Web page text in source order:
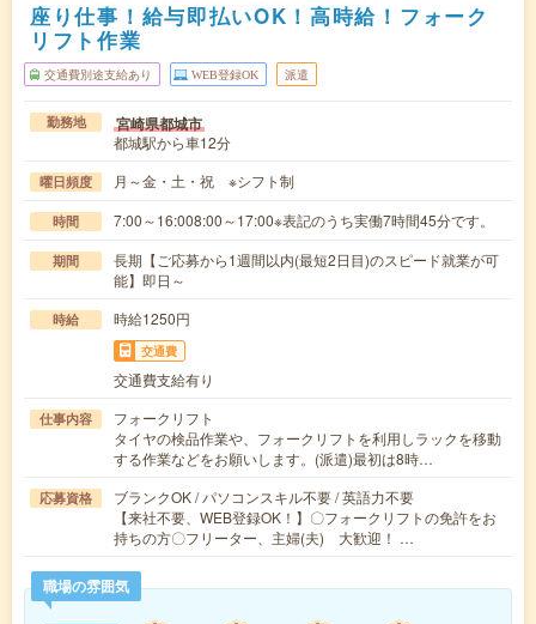
座り仕事！給与即払いOK！高時給！フォーク
リフト作業
交通費別途支給あり WEB登録OK 派遣
勤務地 宮崎県都城市
都城駅から車12分
曜日頻度 月～金・土・祝 ※シフト制
時間 7:00～16:008:00～17:00※表記のうち実働7時間45分です。
期間
長期【ご応募から1週間以内(最短2日目)のスピード就業が可
能】即日～
時給 時給1250円
交通費
交通費支給有り
仕事内容
フォークリフト
タイヤの検品作業や、フォークリフトを利用しラックを移動
する作業などをお願いします。(派遣)最初は8時…
応募資格
ブランクOK / パソコンスキル不要 / 英語力不要
【来社不要、WEB登録OK！】〇フォークリフトの免許をお
持ちの方〇フリーター、主婦(夫) 大歓迎！ …
職場の雰囲気